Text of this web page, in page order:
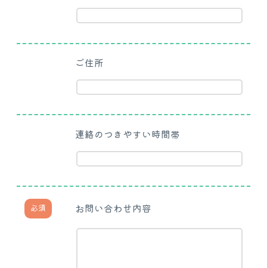
ご住所
連絡のつきやすい時間帯
必須 お問い合わせ内容